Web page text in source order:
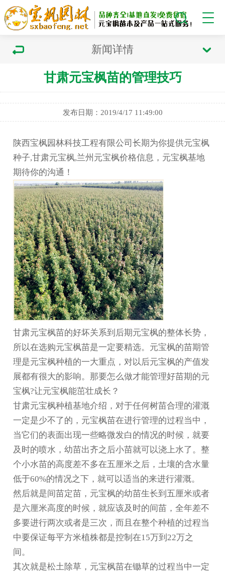
新闻详情
甘肃元宝枫苗的管理技巧
发布日期：2019/4/17 11:49:00
陕西宝枫园林科技工程有限公司长期为你提供元宝枫
种子,甘肃元宝枫,兰州元宝枫价格信息，元宝枫基地
期待你的沟通！
甘肃元宝枫苗的好坏关系到后期元宝枫的整体长势，
所以在选购元宝枫苗是一定要精选。元宝枫的苗期管
理是元宝枫种植的一大重点，对以后元宝枫的产值发
展都有很大的影响。那要怎么做才能管理好苗期的元
宝枫?让元宝枫能茁壮成长？
甘肃元宝枫种植基地介绍，对于任何树苗合理的灌溉
一定是少不了的，元宝枫苗在进行管理的过程当中，
当它们的表面出现一些略微发白的情况的时候，就要
及时的喷水，幼苗出齐之后小苗就可以浇上水了。整
个小水苗的高度差不多在五厘米之后，土壤的含水量
低于60%的情况之下，就可以适当的来进行灌溉。
然后就是间苗定苗，元宝枫的幼苗生长到五厘米或者
是六厘米高度的时候，就应该及时的间苗，全年差不
多要进行两次或者是三次，而且在整个种植的过程当
中要保证每平方米植株都是控制在15万到22万之
间。
其次就是松土除草，元宝枫苗在锄草的过程当中一定